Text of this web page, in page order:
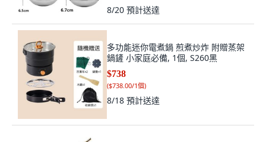
8/20 預計送達
多功能迷你電煮鍋 煎煮炒炸 附贈蒸架
鍋鏟 小家庭必備, 1個, S260黑
$738
($738.00/1個)
8/18 預計送達